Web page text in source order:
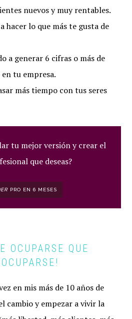
nuevos y muy rentables.
hacer lo que más te gusta de
a generar 6 cifras o más de
tu empresa.
más tiempo con tus seres
tu mejor versión y crear el
que deseas?
PRO EN 6 MESES
OCUPARSE QUE
en mis más de 10 años de
cambio y empezar a vivir la